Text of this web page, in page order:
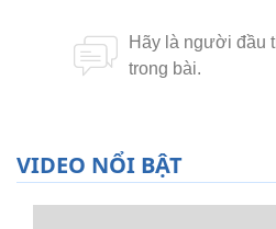
VIDEO NỔI BẬT